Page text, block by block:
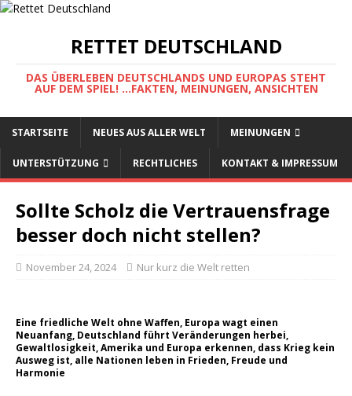
RETTET DEUTSCHLAND
DAS ÜBERLEBEN DEUTSCHLANDS UND EUROPAS STEHT
AUF DEM SPIEL! ...FAKTEN, MEINUNGEN, ANSICHTEN
STARTSEITE NEUES AUS ALLER WELT MEINUNGEN
UNTERSTÜTZUNG RECHTLICHES KONTAKT & IMPRESSUM
Sollte Scholz die Vertrauensfrage
besser doch nicht stellen?
November 24, 2024 Nur kurz die Welt retten
Eine friedliche Welt ohne Waffen, Europa wagt einen
Neuanfang, Deutschland führt Veränderungen herbei,
Gewaltlosigkeit, Amerika und Europa erkennen, dass Krieg kein
Ausweg ist, alle Nationen leben in Frieden, Freude und
Harmonie